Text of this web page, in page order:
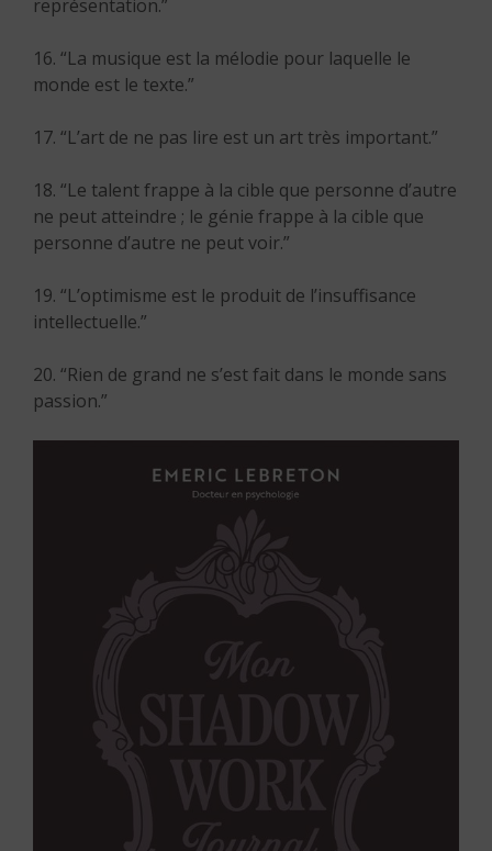
représentation.”
16. “La musique est la mélodie pour laquelle le
monde est le texte.”
17. “L’art de ne pas lire est un art très important.”
18. “Le talent frappe à la cible que personne d’autre
ne peut atteindre ; le génie frappe à la cible que
personne d’autre ne peut voir.”
19. “L’optimisme est le produit de l’insuffisance
intellectuelle.”
20. “Rien de grand ne s’est fait dans le monde sans
passion.”